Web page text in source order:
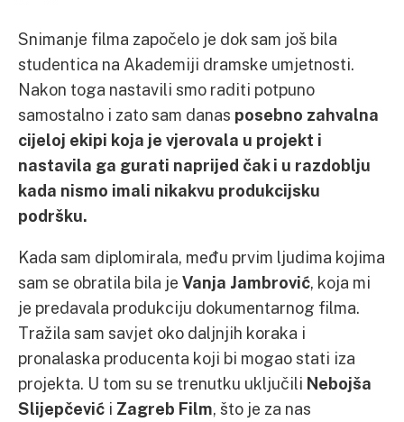
Snimanje filma započelo je dok sam još bila
studentica na Akademiji dramske umjetnosti.
Nakon toga nastavili smo raditi potpuno
samostalno i zato sam danas posebno zahvalna
cijeloj ekipi koja je vjerovala u projekt i
nastavila ga gurati naprijed čak i u razdoblju
kada nismo imali nikakvu produkcijsku
podršku.
Kada sam diplomirala, među prvim ljudima kojima
sam se obratila bila je Vanja Jambrović, koja mi
je predavala produkciju dokumentarnog filma.
Tražila sam savjet oko daljnjih koraka i
pronalaska producenta koji bi mogao stati iza
projekta. U tom su se trenutku uključili Nebojša
Slijepčević i Zagreb Film, što je za nas